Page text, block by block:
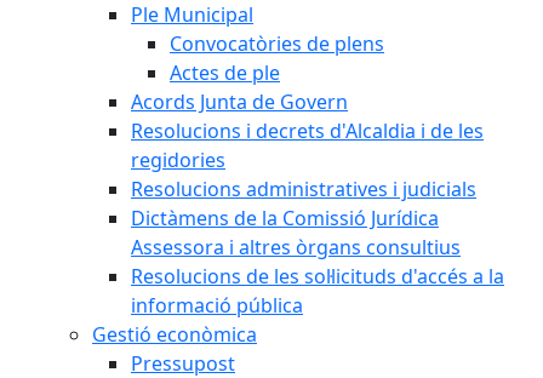
Ple Municipal
Convocatòries de plens
Actes de ple
Acords Junta de Govern
Resolucions i decrets d'Alcaldia i de les
regidories
Resolucions administratives i judicials
Dictàmens de la Comissió Jurídica
Assessora i altres òrgans consultius
Resolucions de les sol·licituds d'accés a la
informació pública
Gestió econòmica
Pressupost